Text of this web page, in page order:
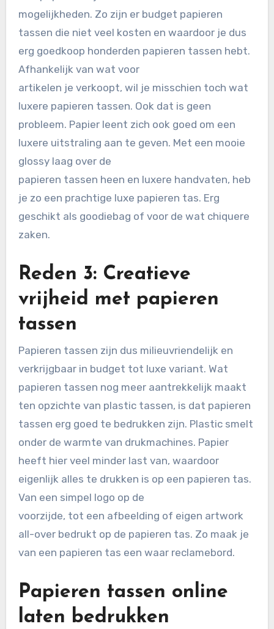
mogelijkheden. Zo zijn er budget papieren
tassen die niet veel kosten en waardoor je dus
erg goedkoop honderden papieren tassen hebt.
Afhankelijk van wat voor
artikelen je verkoopt, wil je misschien toch wat
luxere papieren tassen. Ook dat is geen
probleem. Papier leent zich ook goed om een
luxere uitstraling aan te geven. Met een mooie
glossy laag over de
papieren tassen heen en luxere handvaten, heb
je zo een prachtige luxe papieren tas. Erg
geschikt als goodiebag of voor de wat chiquere
zaken.
Reden 3: Creatieve
vrijheid met papieren
tassen
Papieren tassen zijn dus milieuvriendelijk en
verkrijgbaar in budget tot luxe variant. Wat
papieren tassen nog meer aantrekkelijk maakt
ten opzichte van plastic tassen, is dat papieren
tassen erg goed te bedrukken zijn. Plastic smelt
onder de warmte van drukmachines. Papier
heeft hier veel minder last van, waardoor
eigenlijk alles te drukken is op een papieren tas.
Van een simpel logo op de
voorzijde, tot een afbeelding of eigen artwork
all-over bedrukt op de papieren tas. Zo maak je
van een papieren tas een waar reclamebord.
Papieren tassen online
laten bedrukken